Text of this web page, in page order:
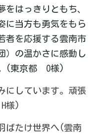
をはっきりともち、
に当方も勇気をもら
者を応援する雲南市
）の温かさに感動し
(東京都　O様)
にしています。頑張
様)
ばたけ世界へ(雲南